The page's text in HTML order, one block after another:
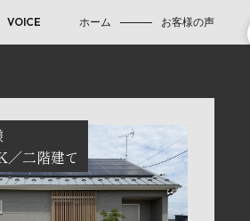
ホーム お客様の声
二階建て